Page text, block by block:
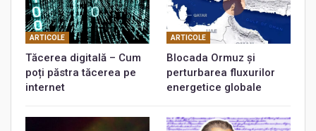
ARTICOLE
Tăcerea digitală – Cum
poți păstra tăcerea pe
internet
ARTICOLE
Blocada Ormuz și
perturbarea fluxurilor
energetice globale